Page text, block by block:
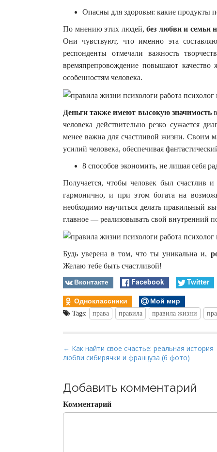
Опасны для здоровья: какие продукты
По мнению этих людей, без любви и семьи
Они чувствуют, что именно эта
респонденты отмечали важность
времяпрепровождение повышают
особенностям человека.
Деньги также имеют высокую значимостьв
человека действительно резко сужается
менее важна для счастливой жизни. Своим
усилий человека, обеспечивая
8 способов экономить, не лишая себя
Получается, чтобы человек был счастлив
гармонично, и при этом богата на
необходимо научиться делать правильный
главное — реализовывать свой внутренний
Будь уверена в том, что ты уникальна и,
Желаю тебе быть счастливой!
Вконтакте Facebook
Twitter
Одноклассники
Мой мир
Tags: права правила правила жизни
P
o
t
n
a
← Как найти свое счастье: реальная история
любви сибирячки и француза (6 фото)
Добавить комментарий
Комментарий